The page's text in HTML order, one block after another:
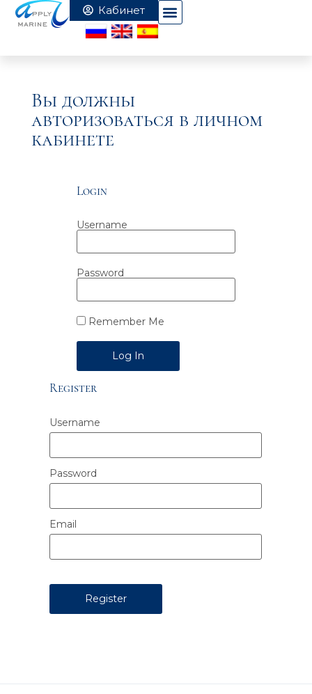
Вы должны
авторизоваться в личном
кабинете
Login
Username
Password
Remember Me
Alternative:
Register
Username
Password
Email